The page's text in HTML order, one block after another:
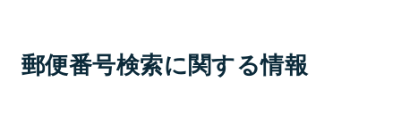
郵便番号検索に関する情報